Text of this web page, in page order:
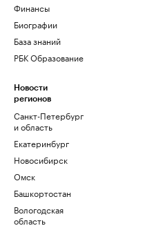
Финансы
Биографии
База знаний
РБК Образование
Новости
регионов
Санкт-Петербург
и область
Екатеринбург
Новосибирск
Омск
Башкортостан
Вологодская
область